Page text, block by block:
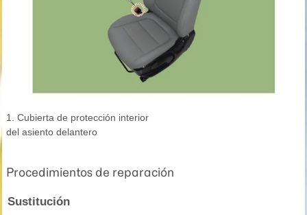
1. Cubierta de protección interior
del asiento delantero
Procedimientos de reparación
Sustitución